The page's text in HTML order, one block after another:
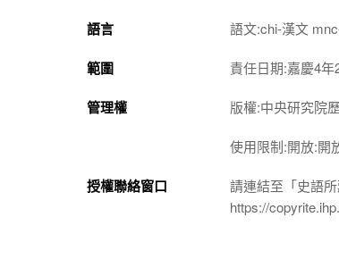
語言 語文:chi-漢文
範圍 責任日期:嘉慶4年
管理權 版權:中央研究院
使用限制:開放:開
授權聯絡窗口
請連結至「史語
https://